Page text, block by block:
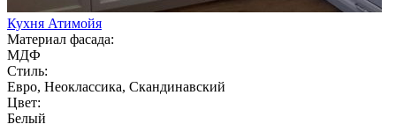
Кухня Атимойя
Материал фасада:
МДФ
Стиль:
Евро, Неоклассика, Скандинавский
Цвет:
Белый